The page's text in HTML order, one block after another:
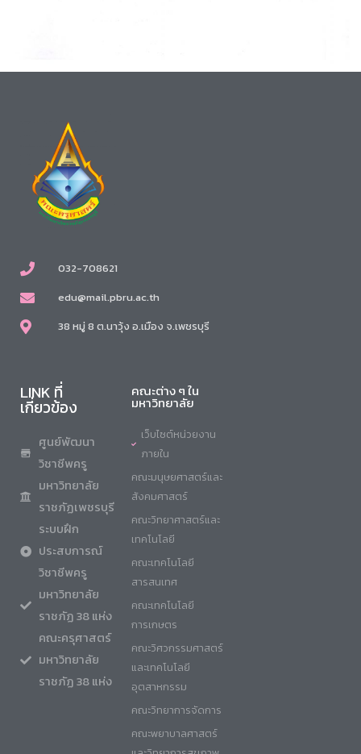
032-708621
edu@mail.pbru.ac.th
38 หมู่ 8 ต.นาวุ้ง อ.เมือง จ.เพชรบุรี
LINK ที่
เกี่ยวข้อง
ศูนย์พัฒนา
วิชาชีพครู
มหาวิทยาลัย
ราชภัฏเพชรบุรี
ระบบฝึก
ประสบการณ์
วิชาชีพครู
มหาวิทยาลัย
ราชภัฏ 38 แห่ง
คณะครุศาสตร์
มหาวิทยาลัย
ราชภัฏ 38 แห่ง
คณะต่าง ๆ ใน
มหาวิทยาลัย
เว็บไซต์หน่วยงาน
ภายใน
คณะมนุษยศาสตร์และ
สังคมศาสตร์
คณะวิทยาศาสตร์และ
เทคโนโลยี
คณะเทคโนโลยี
สารสนเทศ
คณะเทคโนโลยี
การเกษตร
คณะวิศวกรรมศาสตร์
และเทคโนโลยี
อุตสาหกรรม
คณะวิทยาการจัดการ
คณะพยาบาลศาสตร์